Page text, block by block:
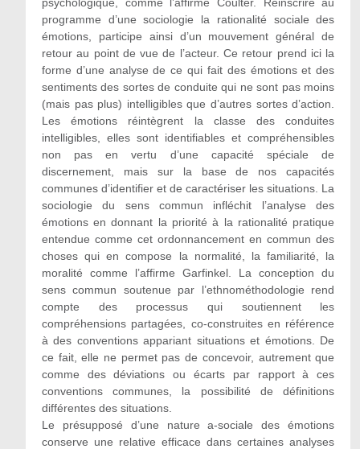
programme d’une sociologie la rationalité sociale des
émotions, participe ainsi d’un mouvement général de
retour au point de vue de l’acteur. Ce retour prend ici la
forme d’une analyse de ce qui fait des émotions et des
sentiments des sortes de conduite qui ne sont pas moins
(mais pas plus) intelligibles que d’autres sortes d’action.
Les émotions réintègrent la classe des conduites
intelligibles, elles sont identifiables et compréhensibles
non pas en vertu d’une capacité spéciale de
discernement, mais sur la base de nos capacités
communes d’identifier et de caractériser les situations. La
sociologie du sens commun infléchit l’analyse des
émotions en donnant la priorité à la rationalité pratique
entendue comme cet ordonnancement en commun des
choses qui en compose la normalité, la familiarité, la
moralité comme l’affirme Garfinkel. La conception du
sens commun soutenue par l’ethnométhodologie rend
compte des processus qui soutiennent les
compréhensions partagées, co-construites en référence
à des conventions appariant situations et émotions. De
ce fait, elle ne permet pas de concevoir, autrement que
comme des déviations ou écarts par rapport à ces
conventions communes, la possibilité de définitions
différentes des situations.
Le présupposé d’une nature a-sociale des émotions
conserve une relative efficace dans certaines analyses